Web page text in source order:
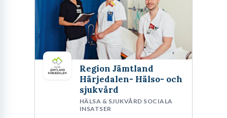
Region Jämtland
Härjedalen- Hälso- och
sjukvård
HÄLSA & SJUKVÅRD SOCIALA
INSATSER